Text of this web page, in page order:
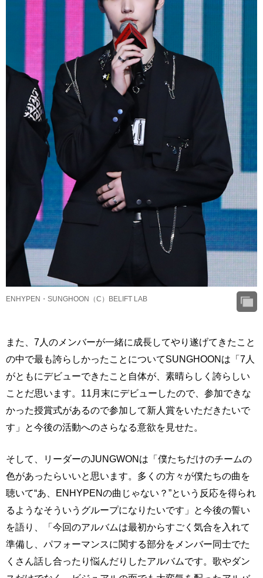
ENHYPEN・SUNGHOON（C）BELIFT LAB
また、7人のメンバーが一緒に成長してやり遂げてきたこと
の中で最も誇らしかったことについてSUNGHOONは「7人
がともにデビューできたこと自体が、素晴らしく誇らしい
ことだ思います。11月末にデビューしたので、参加できな
かった授賞式があるので参加して新人賞をいただきたいで
す」と今後の活動へのさらなる意欲を見せた。
そして、リーダーのJUNGWONは「僕たちだけのチームの
色があったらいいと思います。多くの方々が僕たちの曲を
聴いて“あ、ENHYPENの曲じゃない？”という反応を得られ
るようなそういうグループになりたいです」と今後の誓い
を語り、「今回のアルバムは最初からすごく気合を入れて
準備し、パフォーマンスに関する部分をメンバー同士でた
くさん話し合ったり悩んだりしたアルバムです。歌やダン